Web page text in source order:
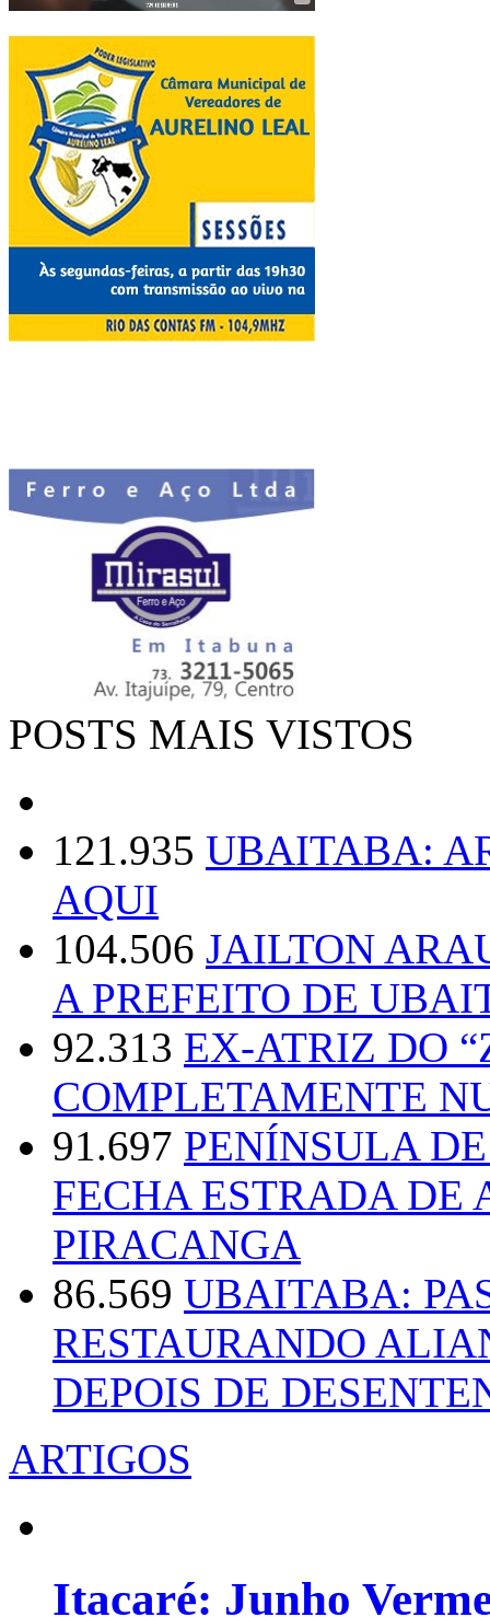
POSTS MAIS VISTOS
121.935 UBAITABA:
AQUI
104.506 JAILTON
A PREFEITO DE
92.313 EX-ATRIZ DO
COMPLETAMENTE
91.697 PENÍNSULA
FECHA ESTRADA DE
PIRACANGA
86.569 UBAITABA:
RESTAURANDO
DEPOIS DE
ARTIGOS
Itacaré: Junho